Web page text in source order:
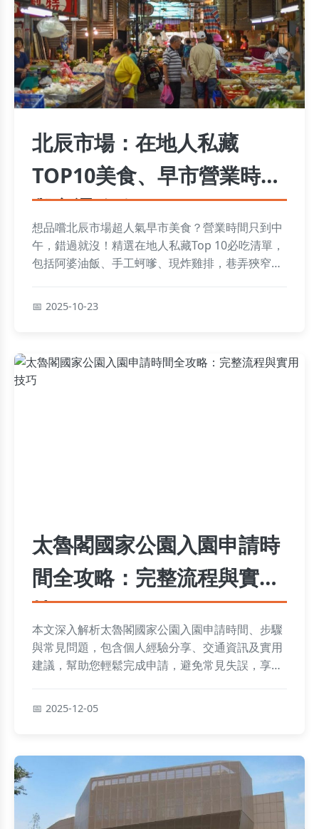
北辰市場：在地人私藏
TOP10美食、早市營業時間
與交通攻略
想品嚐北辰市場超人氣早市美食？營業時間只到中
午，錯過就沒！精選在地人私藏Top 10必吃清單，
包括阿婆油飯、手工蚵嗲、現炸雞排，巷弄狹窄開
2025-10-23
太魯閣國家公園入園申請時
間全攻略：完整流程與實用
技巧
本文深入解析太魯閣國家公園入園申請時間、步驟
與常見問題，包含個人經驗分享、交通資訊及實用
建議，幫助您輕鬆完成申請，避免常見失誤，享受
2025-12-05